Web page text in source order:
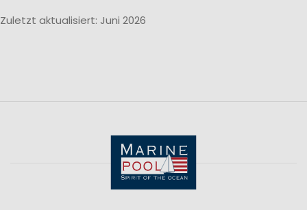
Zuletzt aktualisiert: Juni 2026